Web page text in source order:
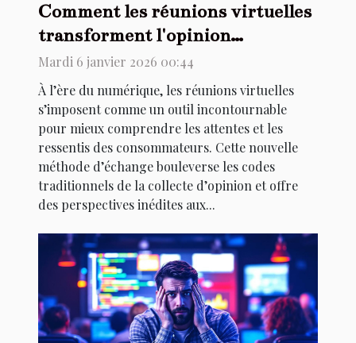
Comment les réunions virtuelles
transforment l'opinion
consommateur ?
Mardi 6 janvier 2026 00:44
À l’ère du numérique, les réunions virtuelles
s’imposent comme un outil incontournable
pour mieux comprendre les attentes et les
ressentis des consommateurs. Cette nouvelle
méthode d’échange bouleverse les codes
traditionnels de la collecte d’opinion et offre
des perspectives inédites aux...